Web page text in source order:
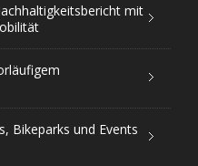
mit
Bikeparks und Events